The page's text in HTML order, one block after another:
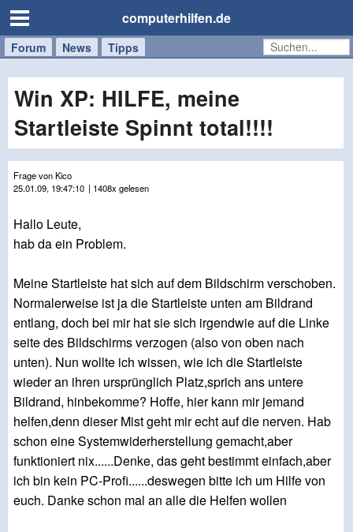
computerhilfen.de
Forum News Tipps
Handy
Tablet
Windows
Mac
Win XP: HILFE, meine
Startleiste Spinnt total!!!!
Frage von Kico
25.01.09, 19:47:10 | 1408x gelesen
Hallo Leute,
hab da ein Problem.
Meine Startleiste hat sich auf dem Bildschirm verschoben.
Normalerweise ist ja die Startleiste unten am Bildrand
entlang, doch bei mir hat sie sich irgendwie auf die Linke
seite des Bildschirms verzogen (also von oben nach
unten). Nun wollte ich wissen, wie ich die Startleiste
wieder an ihren ursprünglich Platz,sprich ans untere
Bildrand, hinbekomme? Hoffe, hier kann mir jemand
helfen,denn dieser Mist geht mir echt auf die nerven. Hab
schon eine Systemwiderherstellung gemacht,aber
funktioniert nix......Denke, das geht bestimmt einfach,aber
ich bin kein PC-Profi......deswegen bitte ich um Hilfe von
euch. Danke schon mal an alle die Helfen wollen